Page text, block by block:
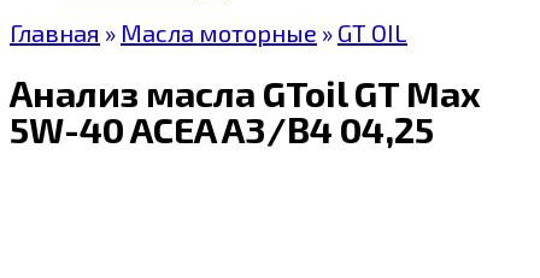
Главная » Масла моторные » GT OIL
Анализ масла GToil GT Max
5W-40 ACEA A3/B4 04,25